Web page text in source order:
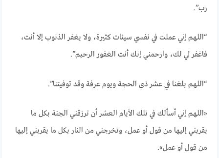
رب”.
“اللهم إني عملت في نفسي سيئات كثيرة، ولا يغفر الذنوب إلا أنت،
فاغفر لي لك، وارحمني إنك أنت الغفور الرحيم”.
“اللهم بلغنا في عشر ذي الحجة ويوم عرفة وقد توفيتنا”.
«اللهم إني أسألك في تلك الأيام العشر أن ترزقني الجنة بكل ما
يقربني إليها من قول أو عمل، وتخرجني من النار بكل ما يقربني إليها
من قول أو عمل».